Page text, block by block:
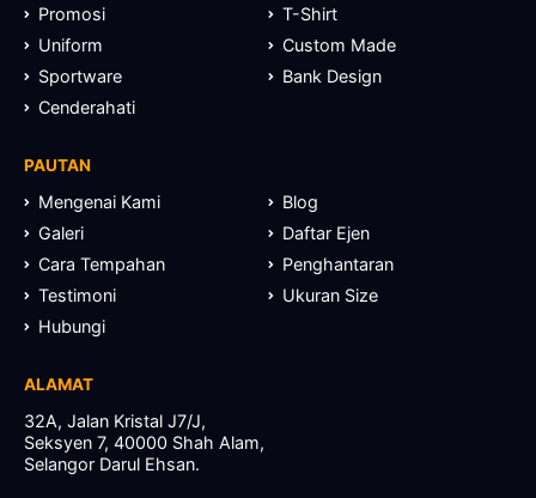
Promosi
T-Shirt
Uniform
Custom Made
Sportware
Bank Design
Cenderahati
PAUTAN
Mengenai Kami
Blog
Galeri
Daftar Ejen
Cara Tempahan
Penghantaran
Testimoni
Ukuran Size
Hubungi
ALAMAT
32A, Jalan Kristal J7/J,
Seksyen 7, 40000 Shah Alam,
Selangor Darul Ehsan.